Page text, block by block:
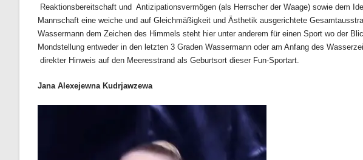
Reaktionsbereitschaft und Antizipationsvermögen (als Herrscher der Waage) sowie dem
Mannschaft eine weiche und auf Gleichmäßigkeit und Ästhetik ausgerichtete
Wassermann dem Zeichen des Himmels steht hier unter anderem für einen Sport wo der
Mondstellung entweder in den letzten 3 Graden Wassermann oder am Anfang des
direkter Hinweis auf den Meeresstrand als Geburtsort dieser Fun-Sportart.
Jana Alexejewna Kudrjawzewa